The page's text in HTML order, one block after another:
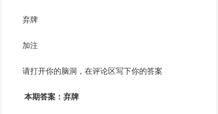
弃牌
加注
请打开你的脑洞，在评论区写下你的答案
本期答案：弃牌